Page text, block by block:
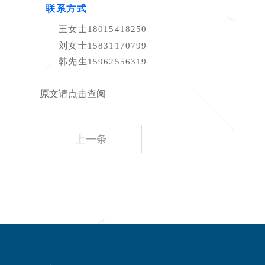
联系方式
王女士18015418250
刘女士15831170799
韩先生15962556319
原文请点击查阅
上一条